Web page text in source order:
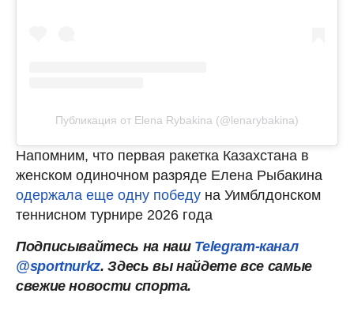
Публикация от Elena Rybakina (@lenarybakina)
Напомним, что первая ракетка Казахстана в
женском одиночном разряде Елена Рыбакина
одержала еще одну победу на Уимблдонском
теннисном турнире 2026 года
Подписывайтесь на наш Telegram-канал
@sportnurkz. Здесь вы найдете все самые
свежие новости спорта.